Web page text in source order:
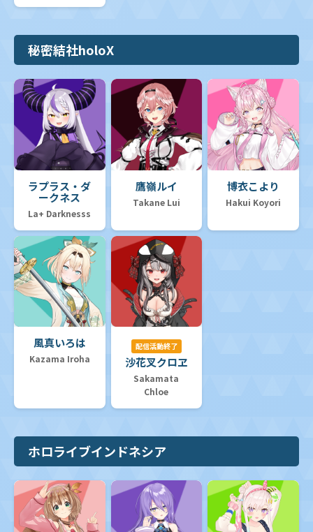
秘密結社holoX
ラプラス・ダ
ークネス
La+ Darknesss
鷹嶺ルイ
Takane Lui
博衣こより
Hakui Koyori
風真いろは
Kazama Iroha
配信活動終了
沙花叉クロヱ
Sakamata
Chloe
ホロライブインドネシア